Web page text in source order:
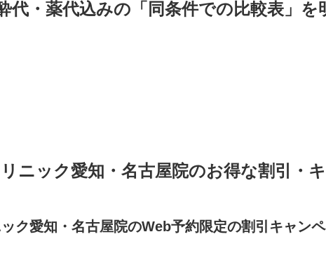
代・薬代込みの「同条件での比較表」
ニック愛知・名古屋院のお得な割引・
ク愛知・名古屋院のWeb予約限定の割引キャン